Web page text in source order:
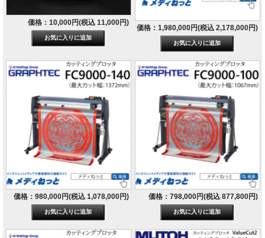
価格：10,000円(税込 11,000円)
価格：1,980,000円(税込 2,178,000円)
価格：980,000円(税込 1,078,000円) 価格：798,000円(税込 877,800円)